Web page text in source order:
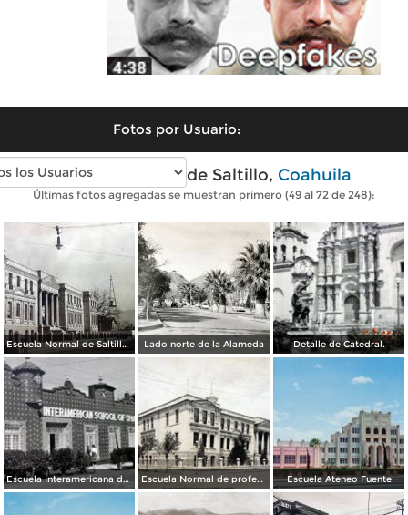
Fotos por Usuario:
Fotos antiguas de Saltillo, Coahuila
Últimas fotos agregadas se muestran primero (49 al 72 de 248):
Escuela Normal de Saltillo ( Circulada el 17 de Mayo de 1913 ). Lado norte de la Alameda Detalle de Catedral.
Escuela Interamericana de Espanol. Escuela Normal de profesores. Escuela Ateneo Fuente